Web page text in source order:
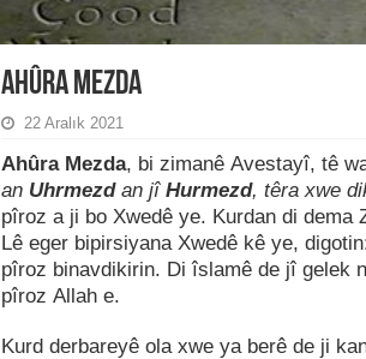
Ahûra Mezda
22 Aralık 2021
Ahûra Mezda, bi zimanê Avestayî, tê
an Uhrmezdan jî Hurmezd, têra xwe
pîroz a ji bo Xwedê ye. Kurdan di dema
Lê eger bipirsiyana Xwedê kê ye,
pîroz binavdikirin. Di îslamê de jî gelek
pîroz Allah e.
Kurd derbareyê ola xwe ya berê de ji